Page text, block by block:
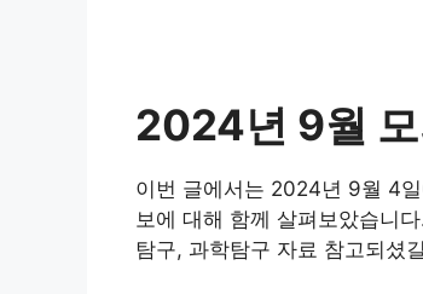
2024년 9월
이번 글에서는 2024년 9월 4
보에 대해 함께 살펴보았습니
탐구, 과학탐구 자료 참고되셨